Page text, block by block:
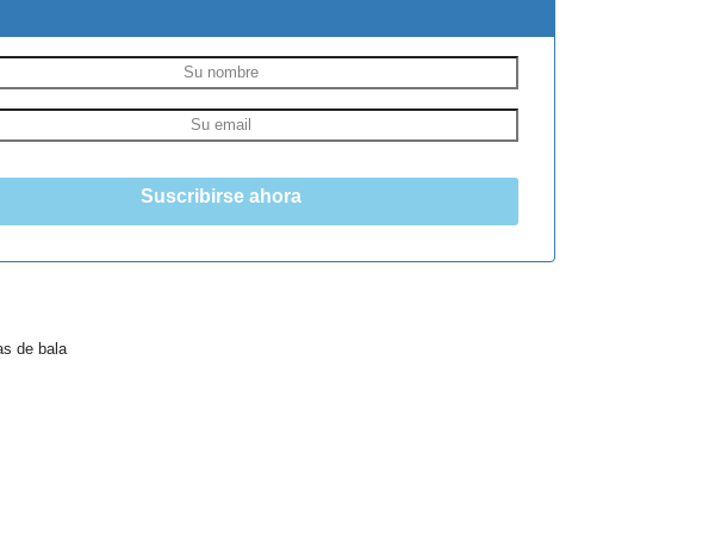
Suscribirse ahora
de bala